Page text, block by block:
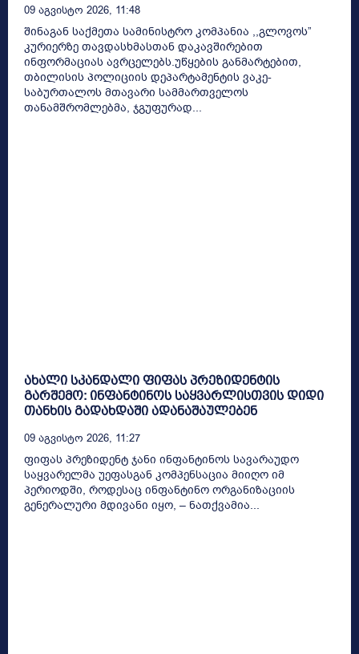
09 Აგვისტო 2026, 11:48
შინაგან საქმეთა სამინისტრო კომპანია ,,გლოვოს”
კურიერზე თავდასხმასთან დაკავშირებით
ინფორმაციას ავრცელებს.უწყების განმარტებით,
თბილისის პოლიციის დეპარტამენტის ვაკე-
საბურთალოს მთავარი სამმართველოს
თანამშრომლებმა, ჯგუფურად...
ახალი სკანდალი ფიფას პრეზიდენტის
გარშემო: ინფანტინოს საყვარლისთვის დიდი
თანხის გადახდაში ადანაშაულებენ
09 Აგვისტო 2026, 11:27
ფიფას პრეზიდენტ ჯანი ინფანტინოს სავარაუდო
საყვარელმა უეფასგან კომპენსაცია მიიღო იმ
პერიოდში, როდესაც ინფანტინო ორგანიზაციის
გენერალური მდივანი იყო, – ნათქვამია...